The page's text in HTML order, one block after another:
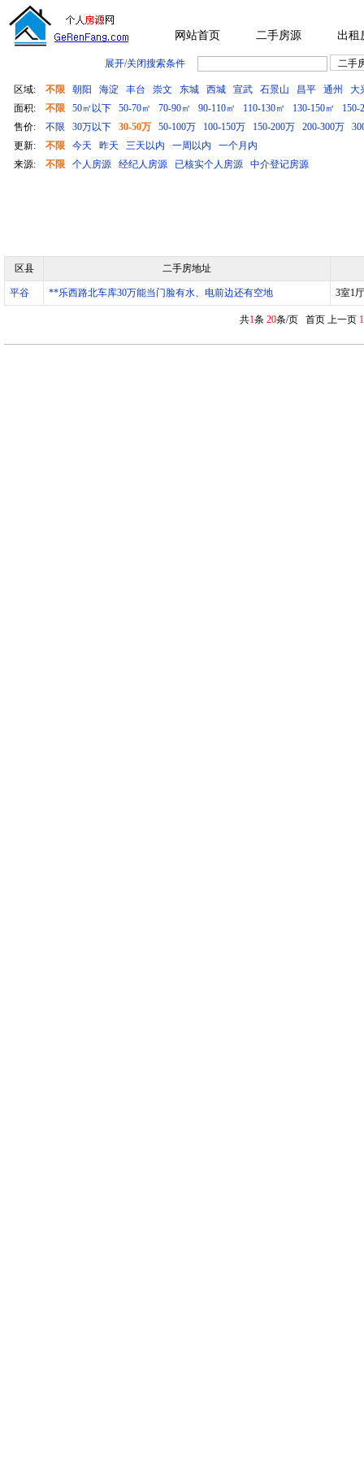
网站首页 二手房源 出租
展开/关闭搜索条件
区域: 不限 朝阳 海淀 丰台 崇文 东城 西城 宣武 石景山 昌平 通州
大
面积:
不限 50㎡以下 50-70㎡ 70-90㎡ 90-110㎡ 110-130㎡ 130-150㎡
150-
售价:
不限 30万以下 30-50万 50-100万 100-150万 150-200万 200-300万
更新:
不限 今天 昨天 三天以内 一周以内
一个月内
来源:
不限 个人房源 经纪人房源 已核实个人房源 中介登记房源
区县 二手房地址
平谷 **乐西路北车库30万能当门脸有水、电前边还有空地 3室1
共1条 20条/页 首页 上一页